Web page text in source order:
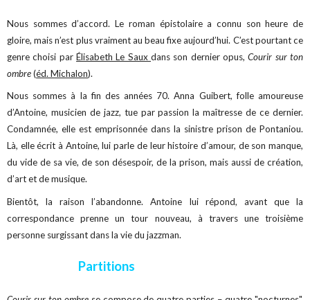
Nous sommes d’accord. Le roman épistolaire a connu son heure de
gloire, mais n’est plus vraiment au beau fixe aujourd’hui. C’est pourtant ce
genre choisi parÉlisabeth Le Saux dans son dernier opus,Courir sur ton
ombre(éd. Michalon).
Nous sommes à la fin des années 70. Anna Guibert, folle amoureuse
d’Antoine, musicien de jazz, tue par passion la maîtresse de ce dernier.
Condamnée, elle est emprisonnée dans la sinistre prison de Pontaniou.
Là, elle écrit à Antoine, lui parle de leur histoire d’amour, de son manque,
du vide de sa vie, de son désespoir, de la prison, mais aussi de création,
d’art et de musique.
Bientôt, la raison l’abandonne. Antoine lui répond, avant que la
correspondance prenne un tour nouveau, à travers une troisième
personne surgissant dans la vie du jazzman.
Partitions